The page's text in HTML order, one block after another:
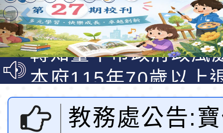
特殊教育學生及幼兒
明手冊(修訂版)與學
說明影片
轉知臺中市政府政風
光城市手牽手，綠能
走」動畫影片
本府115年70歲以上
員健康講座「吃得安
心」，請退休同仁踴
清華光罩教學專業論
動時代中的好老師：
轉環境部「淨零綠領
教務處公告: